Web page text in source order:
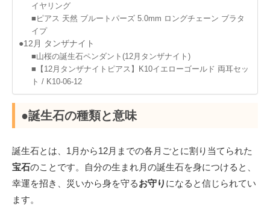
イヤリング
■ピアス 天然 ブルートパーズ 5.0mm ロングチェーン ブラタ
イプ
●12月 タンザナイト
■山桜の誕生石ペンダント(12月タンザナイト)
■【12月タンザナイトピアス】K10イエローゴールド 両耳セッ
ト / K10-06-12
●誕生石の種類と意味
誕生石とは、1月から12月までの各月ごとに割り当てられた
宝石のことです。自分の生まれ月の誕生石を身につけると、
幸運を招き、災いから身を守るお守り になると信じられてい
ます。